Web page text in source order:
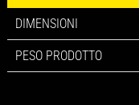
DIMENSIONI
PESO PRODOTTO